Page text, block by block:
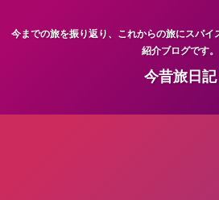
今までの旅を振り返り、これからの旅にスパイ
紹介ブログです。
今昔旅日記